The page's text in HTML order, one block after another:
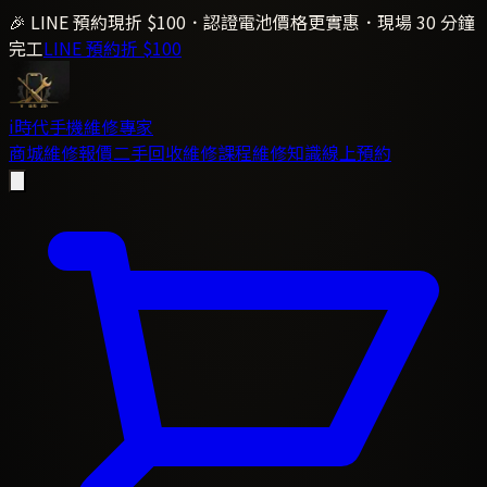
🎉 LINE 預約現折 $100．認證電池價格更實惠．現場 30 分鐘
完工LINE 預約折 $100
i時代手機維修專家
商城維修報價二手回收維修課程維修知識線上預約